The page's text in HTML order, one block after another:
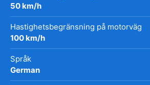
50 km/h
Hastighetsbegränsning på motorväg
100 km/h
Språk
German